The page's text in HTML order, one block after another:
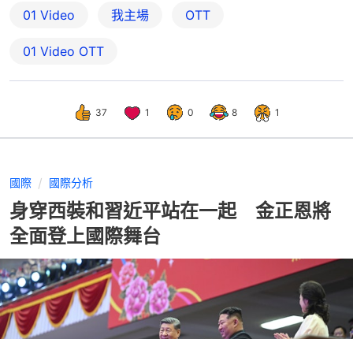
01 Video 我主場 OTT
01‌ ‌Video‌ ‌OTT
37 1 0 8 1
國際 國際分析
身穿西裝和習近平站在一起 金正恩將
全面登上國際舞台